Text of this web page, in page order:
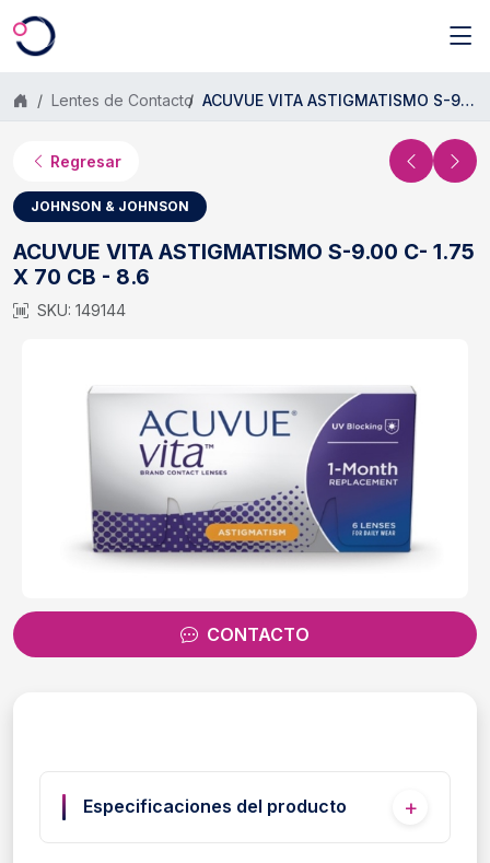
Saltar al contenido principal
Lentes de Contacto ACUVUE VITA ASTIGMATISMO S-9.00 C- 1.75 X 70 CB - 8.6
Regresar
JOHNSON & JOHNSON
ACUVUE VITA ASTIGMATISMO S-9.00 C- 1.75
X 70 CB - 8.6
SKU: 149144
CONTACTO
Especificaciones del producto